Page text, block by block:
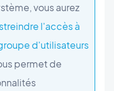
vous aurez
l'accès à
d'utilisateurs
permet de